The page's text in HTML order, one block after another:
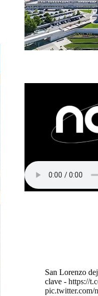
San Lorenzo
clave - https://